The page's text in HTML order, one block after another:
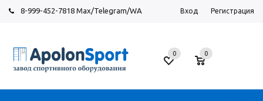
8-999-452-7818 Max/Telegram/WA Вход Регистрация
Москва
Новорязанское
0
0